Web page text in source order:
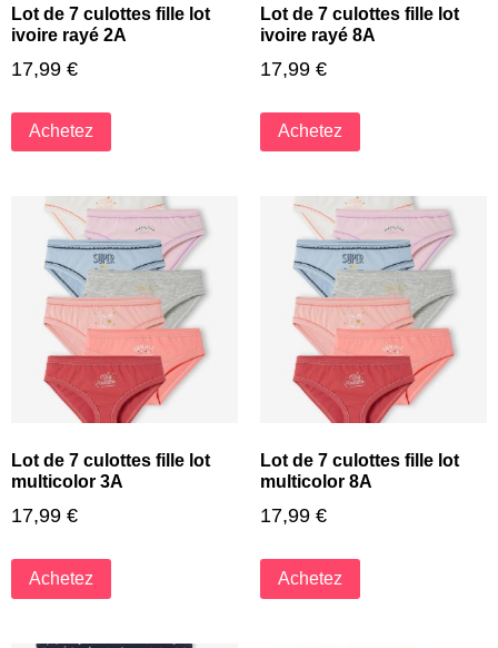
Lot de 7 culottes fille lot
ivoire rayé 2A
17,99 €
Achetez
Lot de 7 culottes fille lot
ivoire rayé 8A
17,99 €
Achetez
Lot de 7 culottes fille lot
multicolor 3A
17,99 €
Achetez
Lot de 7 culottes fille lot
multicolor 8A
17,99 €
Achetez